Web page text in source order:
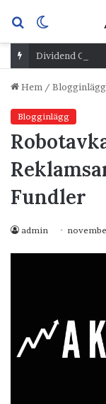
Sök
efterskin
Dividend
Hem / Blogginlägg
Blogginlägg
Fundler
admin